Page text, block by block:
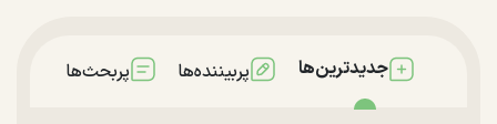
جدیدترین‌ها پربیننده‌ها پربحث‌ها